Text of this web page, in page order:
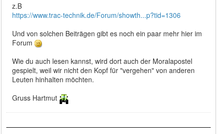
z.B
https://www.trac-technik.de/Forum/showth...p?tid=1306
Und von solchen Beiträgen gibt es noch ein paar mehr hier im
Forum
Wie du auch lesen kannst, wird dort auch der Moralapostel
gespielt, weil wir nicht den Kopf für "vergehen" von anderen
Leuten hinhalten möchten.
Gruss Hartmut